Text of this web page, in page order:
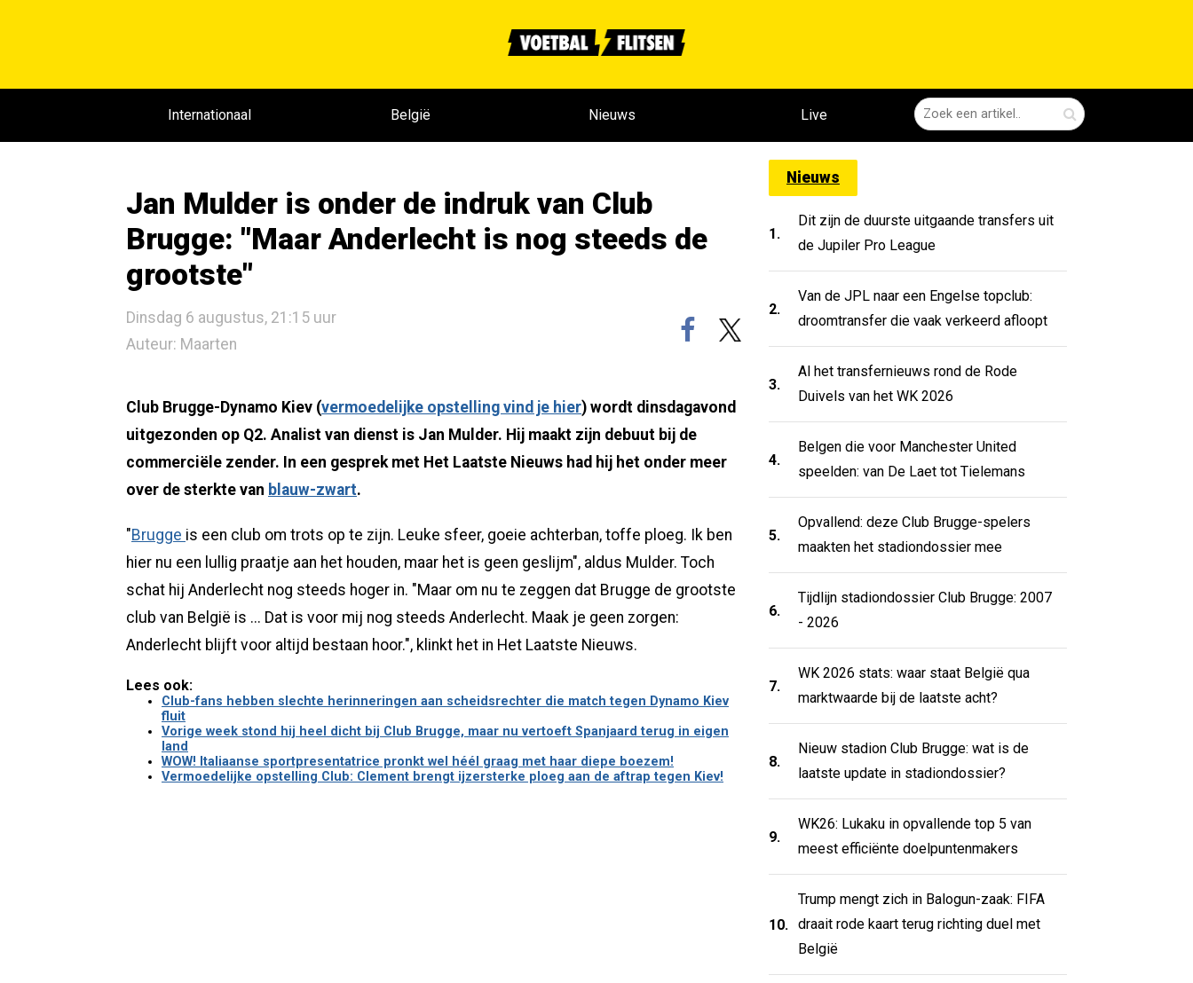
Internationaal België Nieuws Live
Jan Mulder is onder de indruk van Club
Brugge: "Maar Anderlecht is nog steeds de
grootste"
Dinsdag 6 augustus, 21:15 uur
Auteur: Maarten
Club Brugge-Dynamo Kiev (vermoedelijke opstelling vind je hier) wordt dinsdagavond
uitgezonden op Q2. Analist van dienst is Jan Mulder. Hij maakt zijn debuut bij de
commerciële zender. In een gesprek met Het Laatste Nieuws had hij het onder meer
over de sterkte van blauw-zwart.
"Brugge is een club om trots op te zijn. Leuke sfeer, goeie achterban, toffe ploeg. Ik ben
hier nu een lullig praatje aan het houden, maar het is geen geslijm", aldus Mulder. Toch
schat hij Anderlecht nog steeds hoger in. "Maar om nu te zeggen dat Brugge de grootste
club van België is ... Dat is voor mij nog steeds Anderlecht. Maak je geen zorgen:
Anderlecht blijft voor altijd bestaan hoor.", klinkt het in Het Laatste Nieuws.
Lees ook:
Club-fans hebben slechte herinneringen aan scheidsrechter die match tegen Dynamo Kiev
fluit
Vorige week stond hij heel dicht bij Club Brugge, maar nu vertoeft Spanjaard terug in eigen
land
WOW! Italiaanse sportpresentatrice pronkt wel héél graag met haar diepe boezem!
Vermoedelijke opstelling Club: Clement brengt ijzersterke ploeg aan de aftrap tegen Kiev!
Nieuws
1.
Dit zijn de duurste uitgaande transfers uit
de Jupiler Pro League
2.
Van de JPL naar een Engelse topclub:
droomtransfer die vaak verkeerd afloopt
3.
Al het transfernieuws rond de Rode
Duivels van het WK 2026
4.
Belgen die voor Manchester United
speelden: van De Laet tot Tielemans
5.
Opvallend: deze Club Brugge-spelers
maakten het stadiondossier mee
6.
Tijdlijn stadiondossier Club Brugge: 2007
- 2026
7.
WK 2026 stats: waar staat België qua
marktwaarde bij de laatste acht?
8.
Nieuw stadion Club Brugge: wat is de
laatste update in stadiondossier?
9.
WK26: Lukaku in opvallende top 5 van
meest efficiënte doelpuntenmakers
10.
Trump mengt zich in Balogun-zaak: FIFA
draait rode kaart terug richting duel met
België